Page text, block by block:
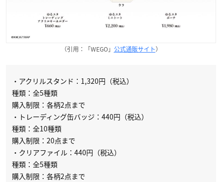
（引用：「WEGO」 公式通販サイト）
・アクリルスタンド：1,320円（税込）
種類：全5種類
購入制限：各柄2点まで
・トレーディング缶バッジ：440円（税込）
種類：全10種類
購入制限：20点まで
・クリアファイル：440円（税込）
種類：全5種類
購入制限：各柄2点まで